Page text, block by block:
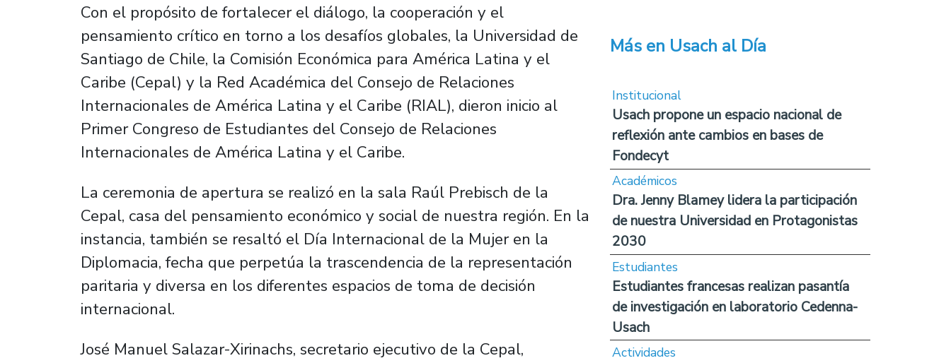
Con el propósito de fortalecer el diálogo, la cooperación y el
pensamiento crítico en torno a los desafíos globales, la Universidad de
Santiago de Chile, la Comisión Económica para América Latina y el
Caribe (Cepal) y la Red Académica del Consejo de Relaciones
Internacionales de América Latina y el Caribe (RIAL), dieron inicio al
Primer Congreso de Estudiantes del Consejo de Relaciones
Internacionales de América Latina y el Caribe.
La ceremonia de apertura se realizó en la sala Raúl Prebisch de la
Cepal, casa del pensamiento económico y social de nuestra región. En la
instancia, también se resaltó el Día Internacional de la Mujer en la
Diplomacia, fecha que perpetúa la trascendencia de la representación
paritaria y diversa en los diferentes espacios de toma de decisión
internacional.
José Manuel Salazar-Xirinachs, secretario ejecutivo de la Cepal,
Más en Usach al Día
Institucional
Usach propone un espacio nacional de
reflexión ante cambios en bases de
Fondecyt
Académicos
Dra. Jenny Blamey lidera la participación
de nuestra Universidad en Protagonistas
2030
Estudiantes
Estudiantes francesas realizan pasantía
de investigación en laboratorio Cedenna-
Usach
Actividades